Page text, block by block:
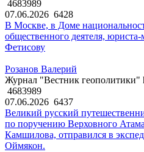
4683989
07.06.2026 6428
В Москве, в Доме
общественного деятеля,
Фетисову
Розанов Валерий
Журнал "Вестник геополитики"
4683989
07.06.2026 6437
Великий русский
по поручению Верховного
Камшилова, отправился в
Оймякон.